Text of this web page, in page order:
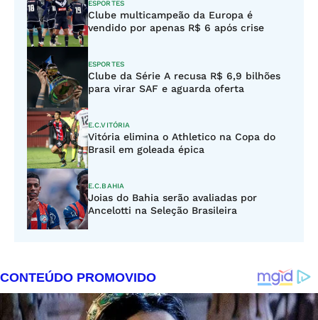
ESPORTES
Clube multicampeão da Europa é
vendido por apenas R$ 6 após crise
ESPORTES
Clube da Série A recusa R$ 6,9 bilhões
para virar SAF e aguarda oferta
E.C.VITÓRIA
Vitória elimina o Athletico na Copa do
Brasil em goleada épica
E.C.BAHIA
Joias do Bahia serão avaliadas por
Ancelotti na Seleção Brasileira